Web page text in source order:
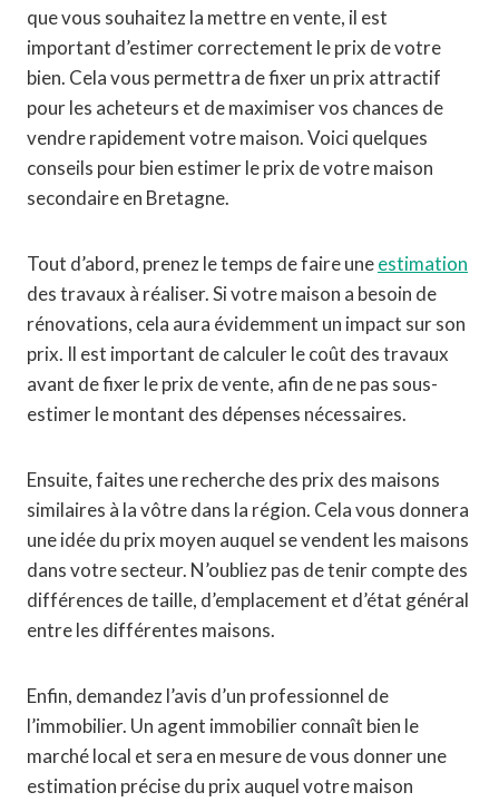
que vous souhaitez la mettre en vente, il est
important d’estimer correctement le prix de votre
bien. Cela vous permettra de fixer un prix attractif
pour les acheteurs et de maximiser vos chances de
vendre rapidement votre maison. Voici quelques
conseils pour bien estimer le prix de votre maison
secondaire en Bretagne.
Tout d’abord, prenez le temps de faire uneestimation
des travaux à réaliser. Si votre maison a besoin de
rénovations, cela aura évidemment un impact sur son
prix. Il est important de calculer le coût des travaux
avant de fixer le prix de vente, afin de ne pas sous-
estimer le montant des dépenses nécessaires.
Ensuite, faites une recherche des prix des maisons
similaires à la vôtre dans la région. Cela vous donnera
une idée du prix moyen auquel se vendent les maisons
dans votre secteur. N’oubliez pas de tenir compte des
différences de taille, d’emplacement et d’état général
entre les différentes maisons.
Enfin, demandez l’avis d’un professionnel de
l’immobilier. Un agent immobilier connaît bien le
marché local et sera en mesure de vous donner une
estimation précise du prix auquel votre maison